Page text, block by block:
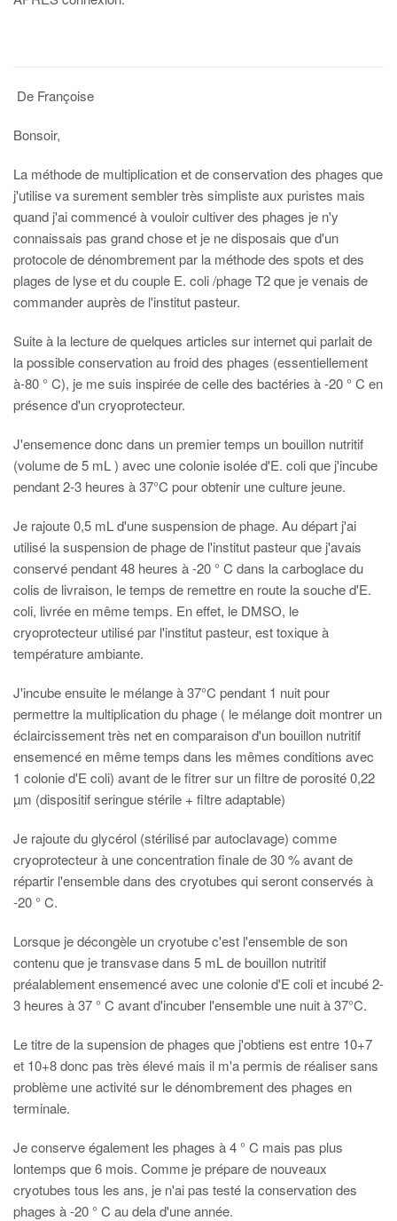
De Françoise
Bonsoir,
La méthode de multiplication et de conservation des phages que
j'utilise va surement sembler très simpliste aux puristes mais
quand j'ai commencé à vouloir cultiver des phages je n'y
connaissais pas grand chose et je ne disposais que d'un
protocole de dénombrement par la méthode des spots et des
plages de lyse et du couple E. coli /phage T2 que je venais de
commander auprès de l'institut pasteur.
Suite à la lecture de quelques articles sur internet qui parlait de
la possible conservation au froid des phages (essentiellement
à-80 ° C), je me suis inspirée de celle des bactéries à -20 ° C en
présence d'un cryoprotecteur.
J'ensemence donc dans un premier temps un bouillon nutritif
(volume de 5 mL ) avec une colonie isolée d'E. coli que j'incube
pendant 2-3 heures à 37°C pour obtenir une culture jeune.
Je rajoute 0,5 mL d'une suspension de phage. Au départ j'ai
utilisé la suspension de phage de l'institut pasteur que j'avais
conservé pendant 48 heures à -20 ° C dans la carboglace du
colis de livraison, le temps de remettre en route la souche d'E.
coli, livrée en même temps. En effet, le DMSO, le
cryoprotecteur utilisé par l'institut pasteur, est toxique à
température ambiante.
J'incube ensuite le mélange à 37°C pendant 1 nuit pour
permettre la multiplication du phage ( le mélange doit montrer un
éclaircissement très net en comparaison d'un bouillon nutritif
ensemencé en même temps dans les mêmes conditions avec
1 colonie d'E coli) avant de le fitrer sur un filtre de porosité 0,22
µm (dispositif seringue stérile + filtre adaptable)
Je rajoute du glycérol (stérilisé par autoclavage) comme
cryoprotecteur à une concentration finale de 30 % avant de
répartir l'ensemble dans des cryotubes qui seront conservés à
-20 ° C.
Lorsque je décongèle un cryotube c'est l'ensemble de son
contenu que je transvase dans 5 mL de bouillon nutritif
préalablement ensemencé avec une colonie d'E coli et incubé 2-
3 heures à 37 ° C avant d'incuber l'ensemble une nuit à 37°C.
Le titre de la supension de phages que j'obtiens est entre 10+7
et 10+8 donc pas très élevé mais il m'a permis de réaliser sans
problème une activité sur le dénombrement des phages en
terminale.
Je conserve également les phages à 4 ° C mais pas plus
lontemps que 6 mois. Comme je prépare de nouveaux
cryotubes tous les ans, je n'ai pas testé la conservation des
phages à -20 ° C au dela d'une année.